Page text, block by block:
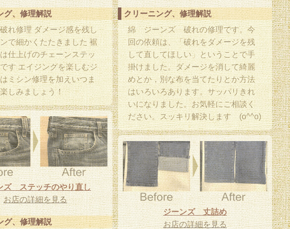
グ、修理解説
れ修理 ダメージ感を残し
で細かくたたきました 裾
仕上げのチェーンステッ
す エイジングを楽しむジ
ミシン修理を加えいつま
しみましょう！
クリーニング、修理解説
綿 ジーンズ 破れの修理です。今
回の依頼は、「破れをダメージを残
して直してほしい」ということで手
掛けました。ダメージを消して綺麗
めとか，別な布を当てたりとか方法
はいろいろあります。サッパリきれ
いになりました。お気軽にご相談く
ださい。スッキリ解決します (o^^o)
ズ ステッチのやり直し
お店の詳細を見る
グ、修理解説
ジーンズ 丈詰め
お店の詳細を見る